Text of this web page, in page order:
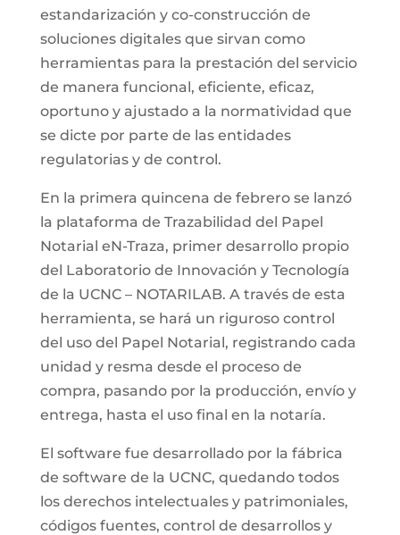
estandarización y co-construcción de
soluciones digitales que sirvan como
herramientas para la prestación del servicio
de manera funcional, eficiente, eficaz,
oportuno y ajustado a la normatividad que
se dicte por parte de las entidades
regulatorias y de control.
En la primera quincena de febrero se lanzó
la plataforma de Trazabilidad del Papel
Notarial eN-Traza, primer desarrollo propio
del Laboratorio de Innovación y Tecnología
de la UCNC – NOTARILAB. A través de esta
herramienta, se hará un riguroso control
del uso del Papel Notarial, registrando cada
unidad y resma desde el proceso de
compra, pasando por la producción, envío y
entrega, hasta el uso final en la notaría.
El software fue desarrollado por la fábrica
de software de la UCNC, quedando todos
los derechos intelectuales y patrimoniales,
códigos fuentes, control de desarrollos y